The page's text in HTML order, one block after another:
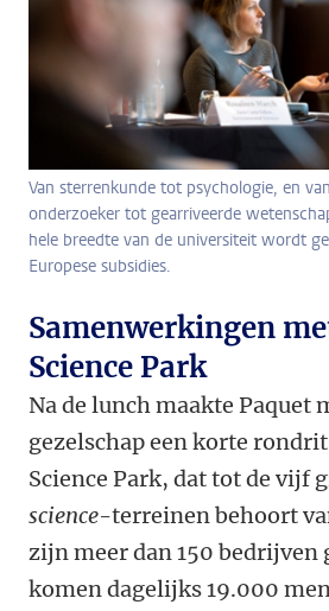
Van sterrenkunde tot psychologie, en
onderzoeker tot gearriveerde
hele breedte van de universiteit wordt
Europese subsidies.
Samenwerkingen
Science Park
Na de lunch maakte Paquet
gezelschap een korte
Science Park, dat tot de vijf
science-terreinen behoort
zijn meer dan 150 bedrijven
komen dagelijks 19.000